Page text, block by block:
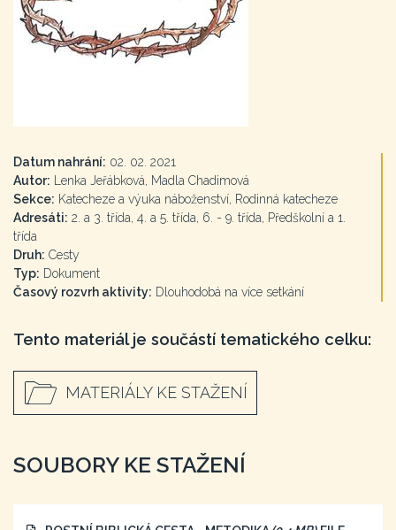
Datum nahrání: 02. 02. 2021
Autor: Lenka Jeřábková, Madla Chadimová
Sekce: Katecheze a výuka náboženství, Rodinná katecheze
Adresáti: 2. a 3. třída, 4. a 5. třída, 6. - 9. třída, Předškolní a 1.
třída
Druh: Cesty
Typ: Dokument
Časový rozvrh aktivity: Dlouhodobá na více setkání
Tento materiál je součástí tematického celku:
MATERIÁLY KE STAŽENÍ
SOUBORY KE STAŽENÍ